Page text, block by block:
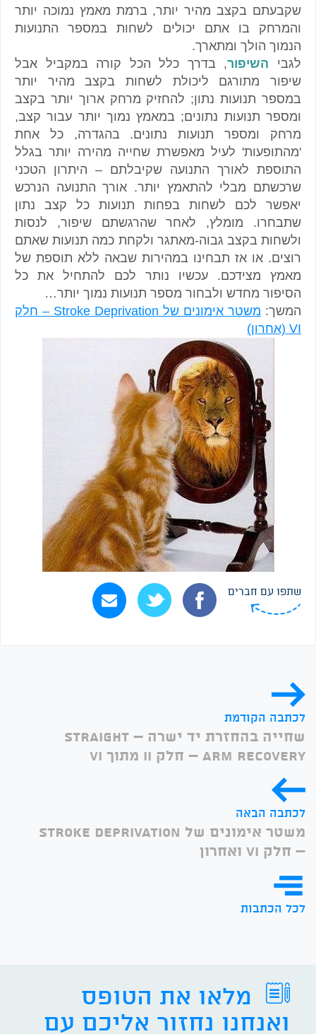
שקבעתם בקצב מהיר יותר, ברמת מאמץ נמוכה יותר
והמרחק בו אתם יכולים לשחות במספר התנועות
הנמוך הולך ומתארך.
לגבי השיפור, בדרך כלל הכל קורה במקביל אבל
שיפור מתורגם ליכולת לשחות בקצב מהיר יותר
במספר תנועות נתון; להחזיק מרחק ארוך יותר בקצב
ומספר תנועות נתונים; במאמץ נמוך יותר עבור קצב,
מרחק ומספר תנועות נתונים. בהגדרה, כל אחת
'מהתופעות' לעיל מאפשרת שחייה מהירה יותר בגלל
התוספת לאורך התנועה שקיבלתם – היתרון הטכני
שרכשתם מבלי להתאמץ יותר. אורך התנועה הנרכש
יאפשר לכם לשחות בפחות תנועות כל קצב נתון
שתבחרו. מומלץ, לאחר שהרגשתם שיפור, לנסות
ולשחות בקצב גבוה-מאתגר ולקחת כמה תנועות שאתם
רוצים. או אז תבחינו במהירות שבאה ללא תוספת של
מאמץ מצידכם. עכשיו נותר לכם להתחיל את כל
הסיפור מחדש ולבחור מספר תנועות נמוך יותר…
המשך:
משטר אימונים של Stroke Deprivation – חלק
VI (אחרון)
שתפו עם חברים
לכתבה הקודמת
שחייה בהחזרת יד ישרה – Straight
Arm Recovery – חלק II מתוך VI
לכתבה הבאה
משטר אימונים של Stroke Deprivation
– חלק VI ואחרון
לכל הכתבות
מלאו את הטופס
ואנחנו נחזור אליכם עם